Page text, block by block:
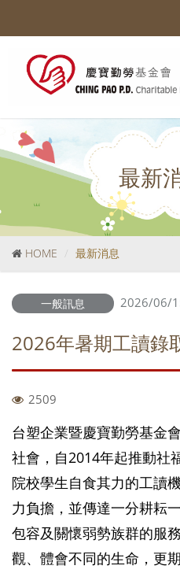
最新
HOME 最新消息
一般訊息 2026/06/
2026年暑期工讀錄
2509
台塑企業暨慶寶勤勞基金
社會，自2014年起推動社
院校學生自食其力的工讀
力負擔，並傳達一分耕耘
包容及關懷弱勢族群的服
觀、體會不同的生命，更